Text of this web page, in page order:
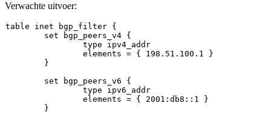
Verwachte uitvoer:
table inet bgp_filter {
set bgp_peers_v4 {
type ipv4_addr
		elements = {
198.51 .100 .1 }
set bgp_peers_v6 {
type ipv6_addr
		elements = {
2001 :db8:: 1 }